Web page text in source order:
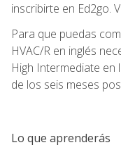
inscribirte en Ed2go.
Para que puedas
HVAC/R en inglés
High Intermediate
de los seis meses
Lo que aprenderás